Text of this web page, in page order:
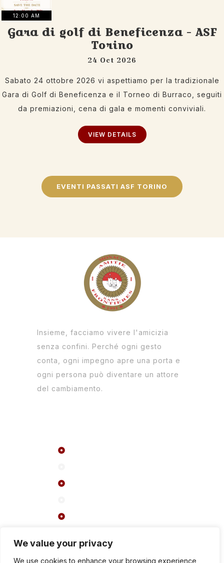
We value your privacy
We use cookies to enhance your browsing experience,
12:00 AM
Gara di golf di Beneficenza - ASF
Torino
24 Oct 2026
Sabato 24 ottobre 2026 vi aspettiamo per la tradizionale
Gara di Golf di Beneficenza e il Torneo di Burraco, seguiti
da premiazioni, cena di gala e momenti conviviali.
VIEW DETAILS
EVENTI PASSATI ASF TORINO
Insieme, facciamo vivere l'amicizia
senza confini. Perché ogni gesto
conta, ogni impegno apre una porta e
ogni persona può diventare un attore
del cambiamento.